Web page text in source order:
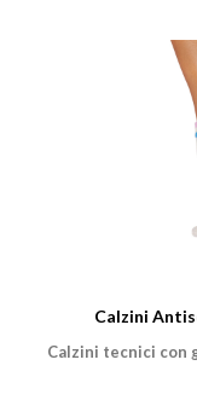
Voglio ricevere
Calzini
Calzini tecnici con